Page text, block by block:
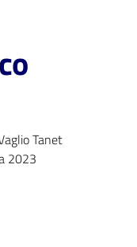
Tanet
2023